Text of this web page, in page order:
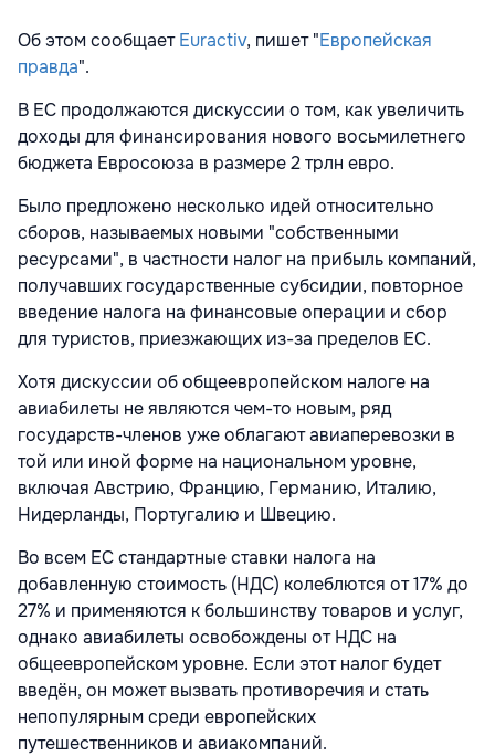
Об этом сообщаетEuractiv, пишет "Европейская
правда".
В ЕС продолжаются дискуссии о том, как увеличить
доходы для финансирования нового восьмилетнего
бюджета Евросоюза в размере 2 трлн евро.
Было предложено несколько идей относительно
сборов, называемых новыми "собственными
ресурсами", в частности налог на прибыль компаний,
получавших государственные субсидии, повторное
введение налога на финансовые операции и сбор
для туристов, приезжающих из-за пределов ЕС.
Хотя дискуссии об общеевропейском налоге на
авиабилеты не являются чем-то новым, ряд
государств-членов уже облагают авиаперевозки в
той или иной форме на национальном уровне,
включая Австрию, Францию, Германию, Италию,
Нидерланды, Португалию и Швецию.
Во всем ЕС стандартные ставки налога на
добавленную стоимость (НДС) колеблются от 17% до
27% и применяются к большинству товаров и услуг,
однако авиабилеты освобождены от НДС на
общеевропейском уровне. Если этот налог будет
введён, он может вызвать противоречия и стать
непопулярным среди европейских
путешественников и авиакомпаний.